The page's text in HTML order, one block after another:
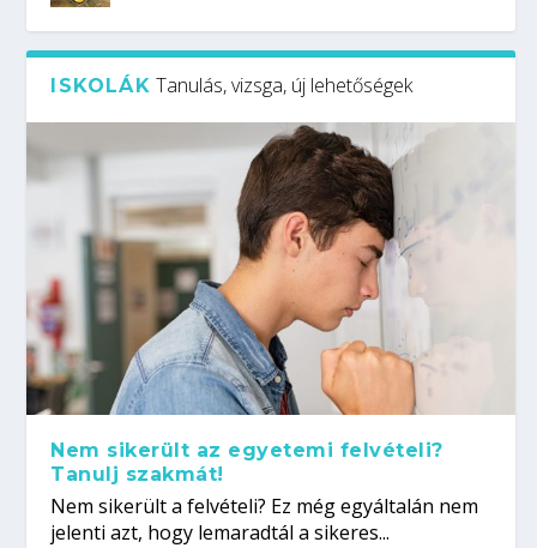
ISKOLÁK Tanulás, vizsga, új lehetőségek
Nem sikerült az egyetemi felvételi?
Tanulj szakmát!
Nem sikerült a felvételi? Ez még egyáltalán nem
jelenti azt, hogy lemaradtál a sikeres...